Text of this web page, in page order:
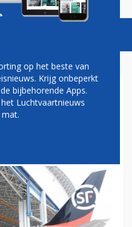
op het beste van
Krijg onbeperkt
bijbehorende Apps.
Luchtvaartnieuws